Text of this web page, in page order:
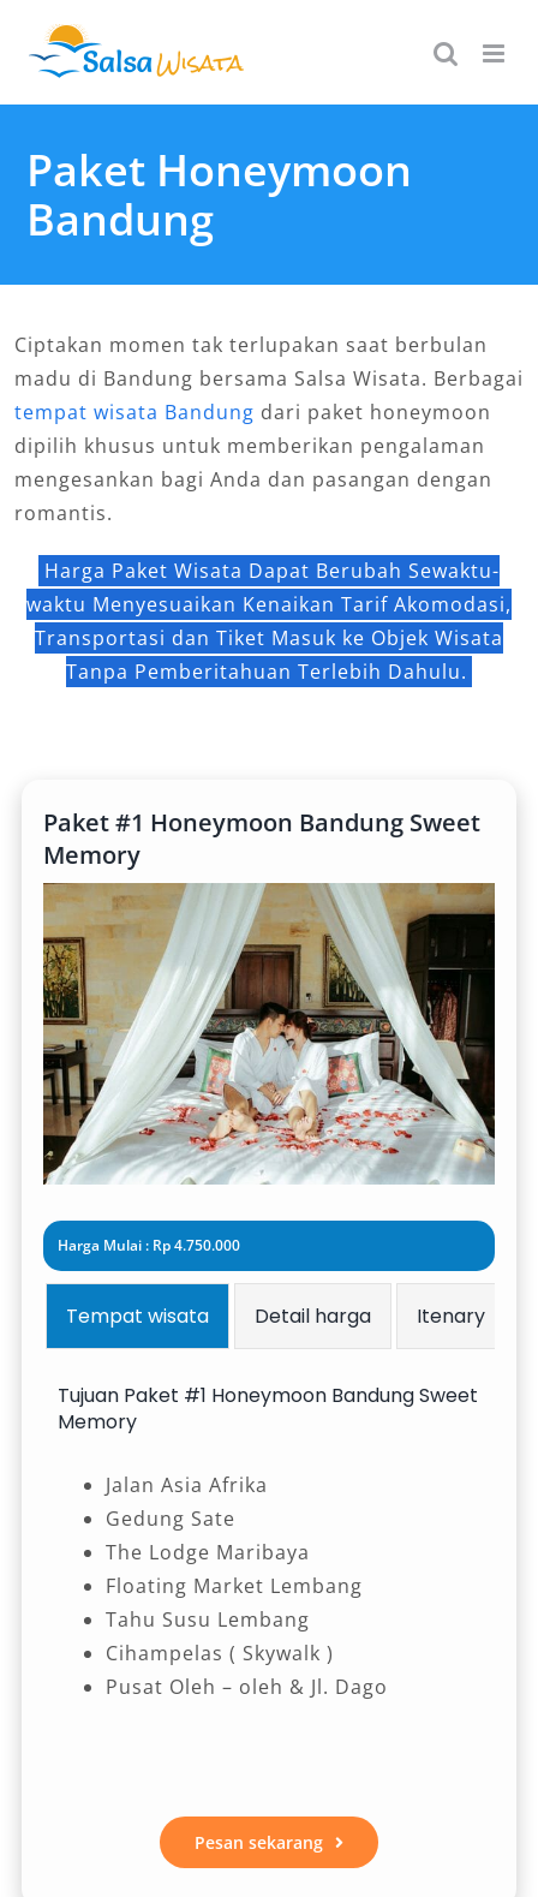
content
Paket Honeymoon
Bandung
Ciptakan momen tak terlupakan saat berbulan
madu di Bandung bersama Salsa Wisata. Berbagai
tempat wisata Bandung dari paket honeymoon
dipilih khusus untuk memberikan pengalaman
mengesankan bagi Anda dan pasangan dengan
romantis.
Harga Paket Wisata Dapat Berubah Sewaktu-
waktu Menyesuaikan Kenaikan Tarif Akomodasi,
Transportasi dan Tiket Masuk ke Objek Wisata
Tanpa Pemberitahuan Terlebih Dahulu.
Paket #1 Honeymoon Bandung Sweet
Memory
Harga Mulai : Rp 4.750.000
Tempat wisata Detail harga Itenary
Tujuan Paket #1 Honeymoon Bandung Sweet
Memory
Jalan Asia Afrika
Gedung Sate
The Lodge Maribaya
Floating Market Lembang
Tahu Susu Lembang
Cihampelas ( Skywalk )
Pusat Oleh – oleh & Jl. Dago
Pesan sekarang